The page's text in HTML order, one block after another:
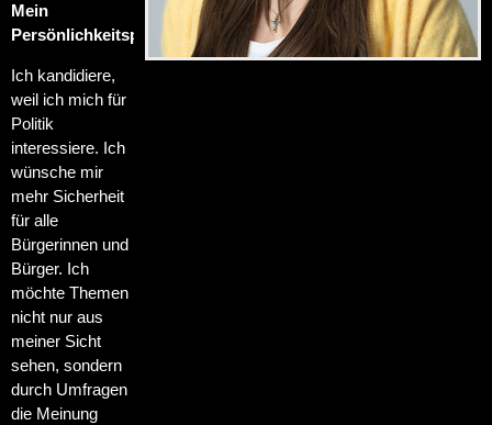
Mein
Persönlichkeitsprofil:
Ich kandidiere,
weil ich mich für
Politik
interessiere. Ich
wünsche mir
mehr Sicherheit
für alle
Bürgerinnen und
Bürger. Ich
möchte Themen
nicht nur aus
meiner Sicht
sehen, sondern
durch Umfragen
die Meinung